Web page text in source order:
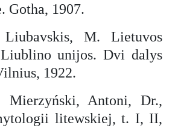
Gotha, 1907.
M. Lietuvos
unijos. Dvi dalys
1922.
Mierzyński, Antoni, Dr.,
litewskiej, t. I, II,